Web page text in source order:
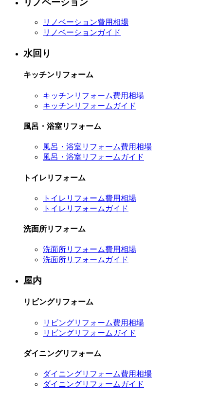
リノベーション
リノベーション費用相場
リノベーションガイド
水回り
キッチンリフォーム
キッチンリフォーム費用相場
キッチンリフォームガイド
風呂・浴室リフォーム
風呂・浴室リフォーム費用相場
風呂・浴室リフォームガイド
トイレリフォーム
トイレリフォーム費用相場
トイレリフォームガイド
洗面所リフォーム
洗面所リフォーム費用相場
洗面所リフォームガイド
屋内
リビングリフォーム
リビングリフォーム費用相場
リビングリフォームガイド
ダイニングリフォーム
ダイニングリフォーム費用相場
ダイニングリフォームガイド